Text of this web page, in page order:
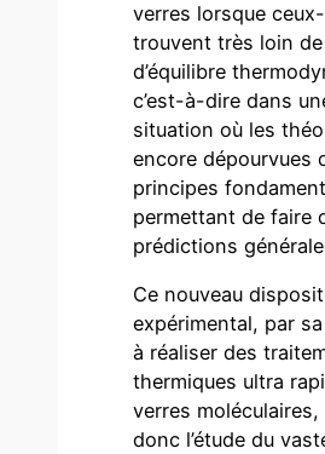
verres lorsque
trouvent très loin
d’équilibre
c’est-à-dire dans
situation où les
encore dépourvues
principes
permettant de faire
prédictions
Ce nouveau
expérimental, par
à réaliser des
thermiques ultra
verres
donc l’étude du